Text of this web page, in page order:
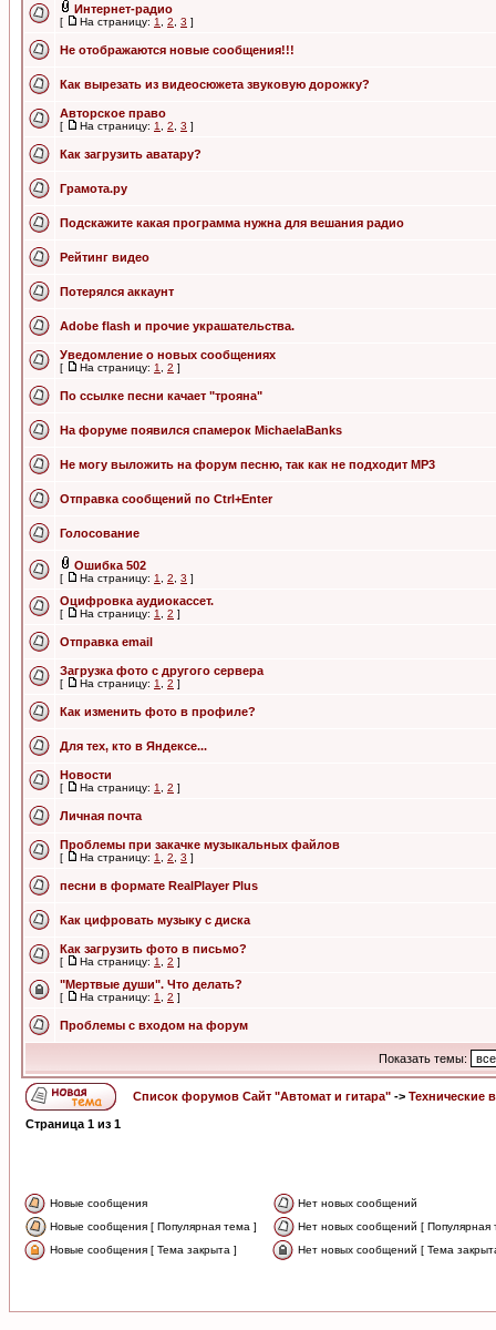
Интернет-радио
[ На страницу: 1 2 3 ]
Не отображаются новые сообщения!!!
Как вырезать из видеосюжета звуковую дорожку?
Авторское право
[ На страницу: 1 2 3 ]
Как загрузить аватару?
Грамота.ру
Подскажите какая программа нужна для вешания радио
Рейтинг видео
Потерялся аккаунт
Adobe flash и прочие украшательства.
Уведомление о новых сообщениях
[ На страницу: 1 2 ]
По ссылке песни качает "трояна"
На форуме появился спамерок MichaelaBanks
Не могу выложить на форум песню, так как не подходит МР3
Отправка сообщений по Ctrl+Enter
Голосование
Ошибка 502
[ На страницу: 1 2 3 ]
Оцифровка аудиокаcсет.
[ На страницу: 1 2 ]
Отправка email
Загрузка фото с другого сервера
[ На страницу: 1 2 ]
Как изменить фото в профиле?
Для тех, кто в Яндексе...
Новости
[ На страницу: 1 2 ]
Личная почта
Проблемы при закачке музыкальных файлов
[ На страницу: 1 2 3 ]
песни в формате RealPlayer Plus
Как цифровать музыку с диска
Как загрузить фото в письмо?
[ На страницу: 1 2 ]
"Мертвые души". Что делать?
[ На страницу: 1 2 ]
Проблемы с входом на форум
Показать темы:
Список форумов Сайт "Автомат и гитара" -> Технические
Страница 1 из 1
Новые сообщения
Нет новых сообщений
Новые сообщения [ Популярная тема ]
Нет новых сообщений [ Популярная
Новые сообщения [ Тема закрыта ]
Нет новых сообщений [ Тема